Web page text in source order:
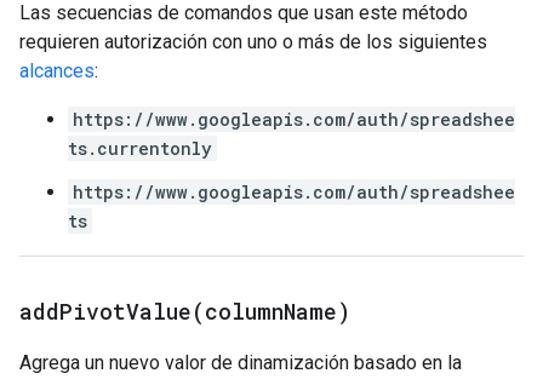
Las secuencias de comandos que usan este método
requieren autorización con uno o más de los siguientes
alcances:
https://www.googleapis.com/auth/spreadshee
ts.currentonly
https://www.googleapis.com/auth/spreadshee
ts
addPivotValue(columnName)
Agrega un nuevo valor de dinamización basado en la